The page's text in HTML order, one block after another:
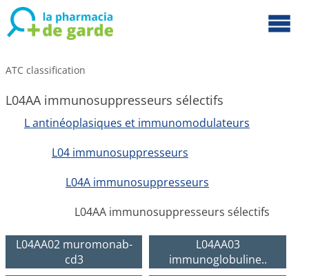
ATC classification
L04AA immunosuppresseurs sélectifs
L antinéoplasiques et immunomodulateurs
L04 immunosuppresseurs
L04A immunosuppresseurs
L04AA immunosuppresseurs sélectifs
L04AA02 muromonab-
cd3
L04AA03
immunoglobuline..